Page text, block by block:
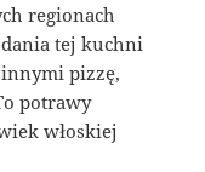
regionach
tej kuchni
pizzę,
potrawy
włoskiej